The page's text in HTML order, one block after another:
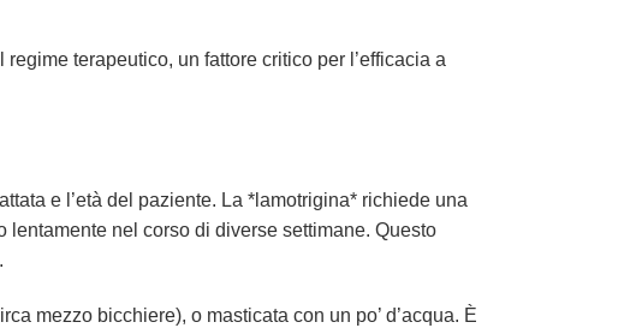
terapeutico, un fattore critico per l’efficacia a
e l’età del paziente. La *lamotrigina* richiede una
nel corso di diverse settimane. Questo
mezzo bicchiere), o masticata con un po’ d’acqua. È